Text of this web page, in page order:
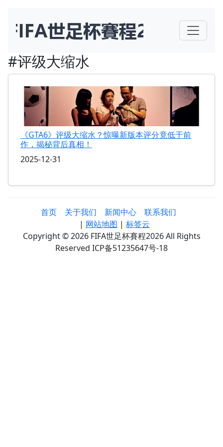
#评级大缩水
《GTA6》评级大缩水？惊曝新版本评分竟低于前
作，揭秘背后真相！
2025-12-31
首页 关于我们 新闻中心
联系我们
| 网站地图 | 标签云
Copyright © 2026 FIFA世足杯賽程2026 All Rights
Reserved ICP备51235647号-18